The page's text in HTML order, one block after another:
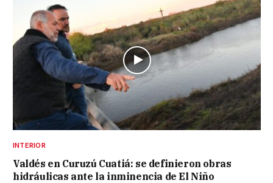
INTERIOR
Valdés en Curuzú Cuatiá: se definieron obras
hidráulicas ante la inminencia de El Niño